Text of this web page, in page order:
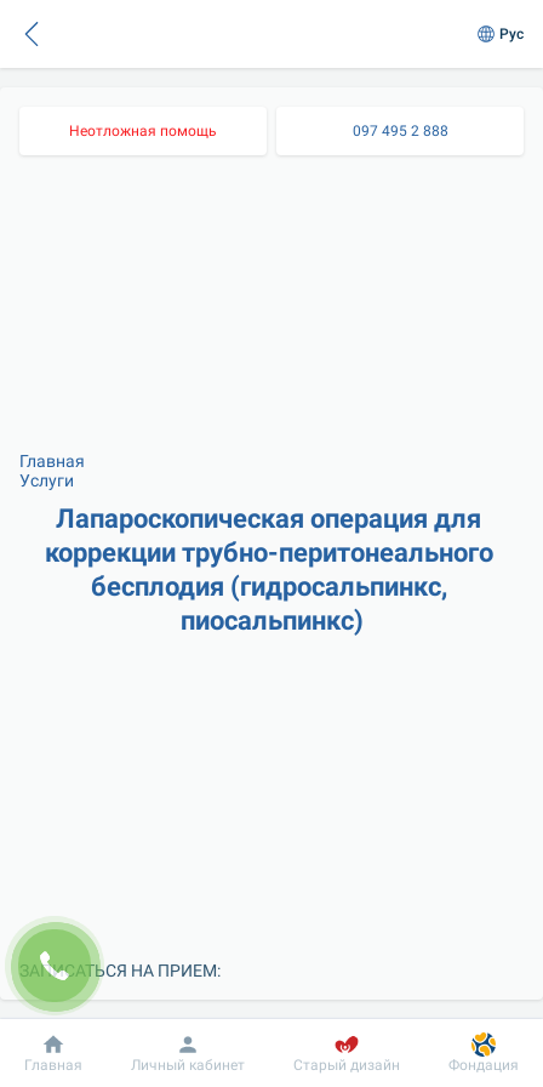
Рус
Неотложная помощь 097 495 2 888
Главная
Услуги
Лапароскопическая операция для
коррекции трубно-перитонеального
бесплодия (гидросальпинкс,
пиосальпинкс)
ЗАПИСАТЬСЯ НА ПРИЕМ:
Добробут Информация Пациенту
Главная Личный кабинет Старый дизайн Фондация